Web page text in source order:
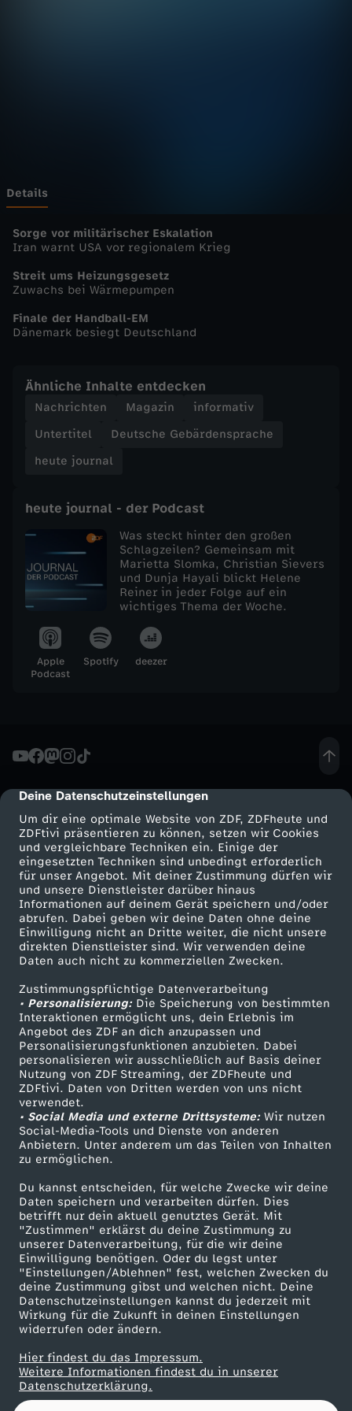
cmp-dialog-description
Deine Datenschutzeinstellungen
Um dir eine optimale Website von ZDF, ZDFheute und
ZDFtivi präsentieren zu können, setzen wir Cookies
und vergleichbare Techniken ein. Einige der
eingesetzten Techniken sind unbedingt erforderlich
für unser Angebot. Mit deiner Zustimmung dürfen wir
und unsere Dienstleister darüber hinaus
Informationen auf deinem Gerät speichern und/oder
abrufen. Dabei geben wir deine Daten ohne deine
Einwilligung nicht an Dritte weiter, die nicht unsere
direkten Dienstleister sind. Wir verwenden deine
Daten auch nicht zu kommerziellen Zwecken.
Zustimmungspflichtige Datenverarbeitung
• Personalisierung:Die Speicherung von bestimmten
Interaktionen ermöglicht uns, dein Erlebnis im
Angebot des ZDF an dich anzupassen und
Personalisierungsfunktionen anzubieten. Dabei
personalisieren wir ausschließlich auf Basis deiner
Nutzung von ZDF Streaming, der ZDFheute und
ZDFtivi. Daten von Dritten werden von uns nicht
verwendet.
• Social Media und externe Drittsysteme:Wir nutzen
Social-Media-Tools und Dienste von anderen
Anbietern. Unter anderem um das Teilen von Inhalten
zu ermöglichen.
Du kannst entscheiden, für welche Zwecke wir deine
Daten speichern und verarbeiten dürfen. Dies
betrifft nur dein aktuell genutztes Gerät. Mit
"Zustimmen" erklärst du deine Zustimmung zu
unserer Datenverarbeitung, für die wir deine
Einwilligung benötigen. Oder du legst unter
"Einstellungen/Ablehnen" fest, welchen Zwecken du
deine Zustimmung gibst und welchen nicht. Deine
Datenschutzeinstellungen kannst du jederzeit mit
Wirkung für die Zukunft in deinen Einstellungen
widerrufen oder ändern.
Hier findest du das Impressum.
Weitere Informationen findest du in unserer
Datenschutzerklärung.
-
h
e
u
e
j
o
u
n
l
m
1
.
F
e
b
r
u
a
r
2
0
2
6
Details
Sorge vor militärischer Eskalation
Iran warnt USA vor regionalem Krieg
Streit ums Heizungsgesetz
Zuwachs bei Wärmepumpen
Finale der Handball-EM
Dänemark besiegt Deutschland
Ähnliche Inhalte entdecken
Nachrichten Magazin
informativ
Untertitel
Deutsche Gebärdensprache
heute journal
heute journal - der Podcast
Was steckt hinter den großen
Schlagzeilen? Gemeinsam mit
Marietta Slomka, Christian Sievers
und Dunja Hayali blickt Helene
Reiner in jeder Folge auf ein
wichtiges Thema der Woche.
Apple
Podcast
Spotify deezer
Mehr ZDF
ZDF-Apps
Smart TV
ZDFtext
Livestreams
Sendungen A-Z
TV-Programm
Service
ZDFmitreden
Kontakt zum ZDF
Tickets
Zuschauerservice
Hilfe
ZDF Unternehmen
Karriere
ZDF goes Schule
Werbefernsehen
Mainzelmännchen
Partner